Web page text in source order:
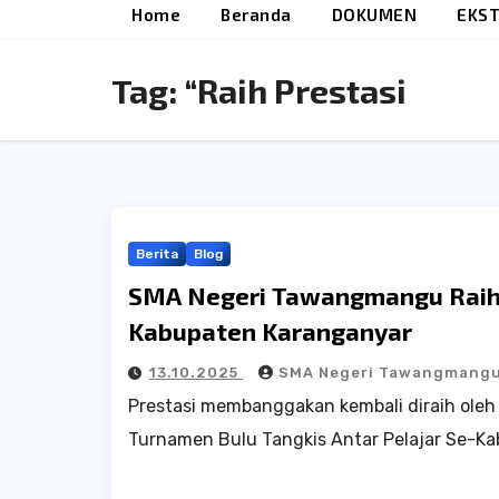
Home Beranda DOKUMEN
Tag: “Raih Prestasi
Berita Blog
SMA Negeri Tawangmangu
Kabupaten Karanganyar
13.10.2025 SMA Negeri Tawangmangu
Prestasi membanggakan kembali diraih
Turnamen Bulu Tangkis Antar Pelajar Se-